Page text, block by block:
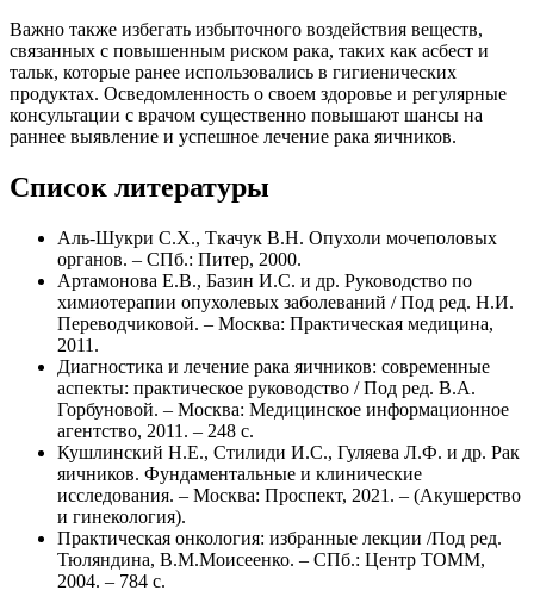
Важно также избегать избыточного воздействия веществ,
связанных с повышенным риском рака, таких как асбест и
тальк, которые ранее использовались в гигиенических
продуктах. Осведомленность о своем здоровье и регулярные
консультации с врачом существенно повышают шансы на
раннее выявление и успешное лечение рака яичников.
Список литературы
Аль-Шукри С.Х., Ткачук В.Н. Опухоли мочеполовых
органов. – СПб.: Питер, 2000.
Артамонова Е.В., Базин И.С. и др. Руководство по
химиотерапии опухолевых заболеваний / Под ред. Н.И.
Переводчиковой. – Москва: Практическая медицина,
2011.
Диагностика и лечение рака яичников: современные
аспекты: практическое руководство / Под ред. В.А.
Горбуновой. – Москва: Медицинское информационное
агентство, 2011. – 248 с.
Кушлинский Н.Е., Стилиди И.С., Гуляева Л.Ф. и др. Рак
яичников. Фундаментальные и клинические
исследования. – Москва: Проспект, 2021. – (Акушерство
и гинекология).
Практическая онкология: избранные лекции /Под ред.
Тюляндина, В.М.Моисеенко. – СПб.: Центр ТОММ,
2004. – 784 с.